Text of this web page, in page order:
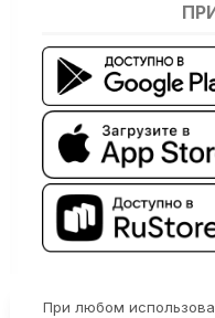
При любом